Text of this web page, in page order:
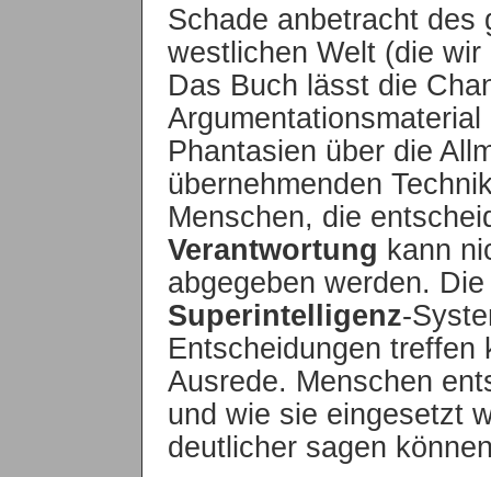
Schade anbetracht des
westlichen Welt (die
Das Buch lässt die
Phantasien über die
übernehmenden
Menschen, die
Verantwortung kann
abgegeben werden.
Superintelligenz-
Entscheidungen treffen
Ausrede. Menschen
und wie sie eingesetzt
deutlicher sagen